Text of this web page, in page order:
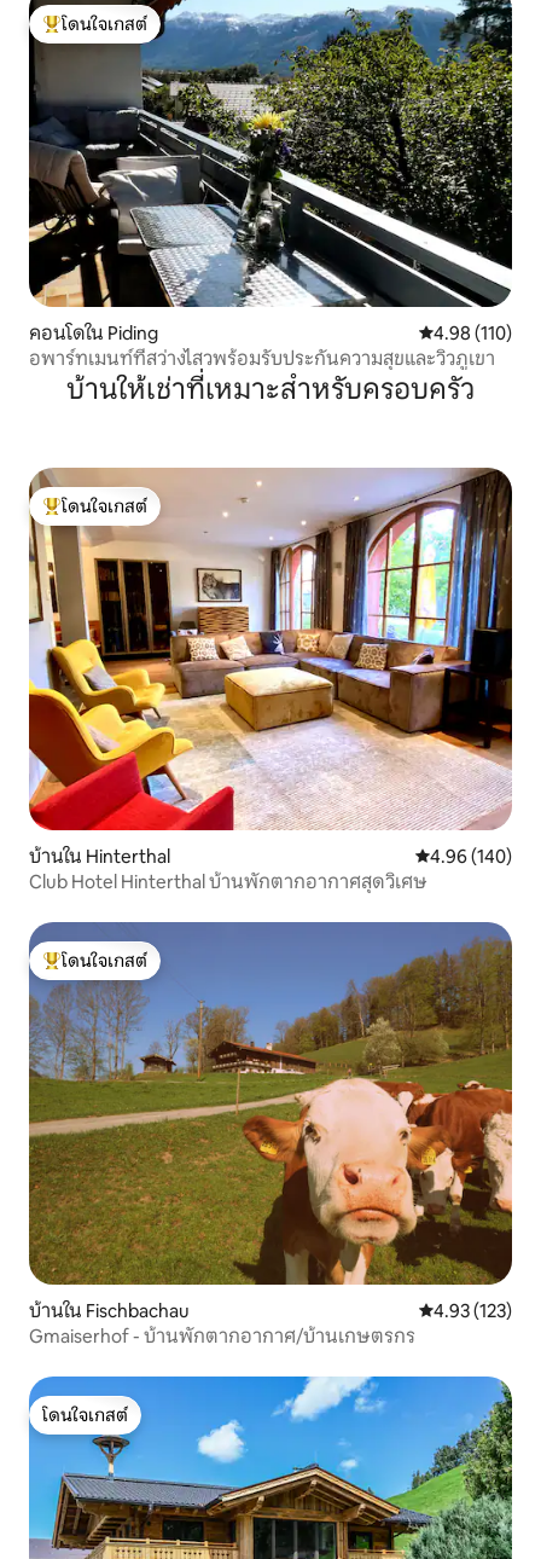
โดนใจเกสต์ที่สุด
โดนใจเกสต์
คอนโดใน Piding คะแนนเฉลี่ย
4.98 (110)
อพาร์ทเมนท์ที่สว่างไสวพร้อมรับประกันความสุขและวิวภูเขา
บ้านให้เช่าที่เหมาะสำหรับครอบครัว
โดนใจเกสต์ที่สุด
โดนใจเกสต์
บ้านใน Hinterthal คะแนนเฉลี่ย
4.96 (140)
Club Hotel Hinterthal บ้านพักตากอากาศสุดวิเศษ
โดนใจเกสต์ที่สุด
โดนใจเกสต์
บ้านใน Fischbachau คะแนนเฉลี่ย
4.93 (123)
Gmaiserhof - บ้านพักตากอากาศ/บ้านเกษตรกร
โดนใจเกสต์
โดนใจเกสต์